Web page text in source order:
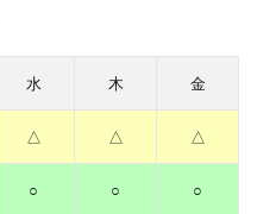
水 木 金
△ △ △
○ ○ ○